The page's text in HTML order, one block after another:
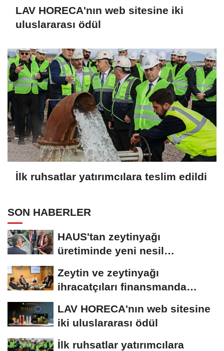
LAV HORECA'nın web sitesine iki
uluslararası ödül
İlk ruhsatlar yatırımcılara teslim edildi
SON HABERLER
HAUS'tan zeytinyağı
üretiminde yeni nesil
Zeytin ve zeytinyağı
ihracatçıları finansmanda
LAV HORECA'nın web sitesine
iki uluslararası ödül
İlk ruhsatlar yatırımcılara